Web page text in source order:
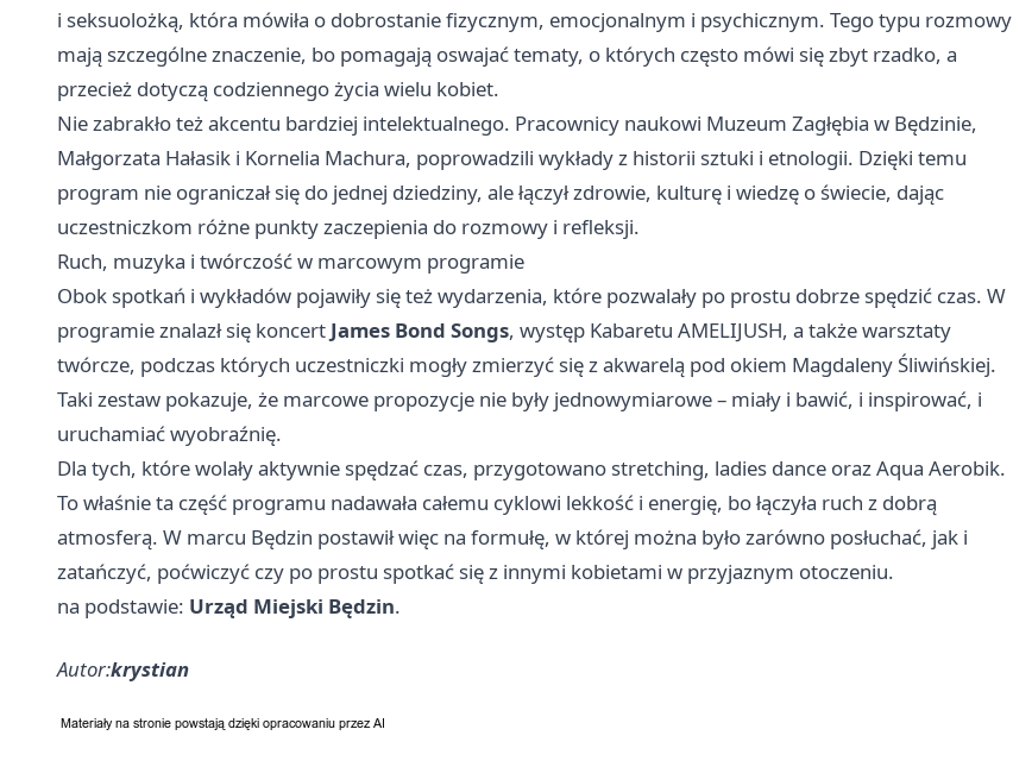
i seksuolożką, która mówiła o dobrostanie fizycznym, emocjonalnym i psychicznym. Tego typu rozmowy
mają szczególne znaczenie, bo pomagają oswajać tematy, o których często mówi się zbyt rzadko, a
przecież dotyczą codziennego życia wielu kobiet.
Nie zabrakło też akcentu bardziej intelektualnego. Pracownicy naukowi Muzeum Zagłębia w Będzinie,
Małgorzata Hałasik i Kornelia Machura, poprowadzili wykłady z historii sztuki i etnologii. Dzięki temu
program nie ograniczał się do jednej dziedziny, ale łączył zdrowie, kulturę i wiedzę o świecie, dając
uczestniczkom różne punkty zaczepienia do rozmowy i refleksji.
Ruch, muzyka i twórczość w marcowym programie
Obok spotkań i wykładów pojawiły się też wydarzenia, które pozwalały po prostu dobrze spędzić czas. W
programie znalazł się koncert James Bond Songs, występ Kabaretu AMELIJUSH, a także warsztaty
twórcze, podczas których uczestniczki mogły zmierzyć się z akwarelą pod okiem Magdaleny Śliwińskiej.
Taki zestaw pokazuje, że marcowe propozycje nie były jednowymiarowe – miały i bawić, i inspirować, i
uruchamiać wyobraźnię.
Dla tych, które wolały aktywnie spędzać czas, przygotowano stretching, ladies dance oraz Aqua Aerobik.
To właśnie ta część programu nadawała całemu cyklowi lekkość i energię, bo łączyła ruch z dobrą
atmosferą. W marcu Będzin postawił więc na formułę, w której można było zarówno posłuchać, jak i
zatańczyć, poćwiczyć czy po prostu spotkać się z innymi kobietami w przyjaznym otoczeniu.
na podstawie: Urząd Miejski Będzin.
Autor:krystian